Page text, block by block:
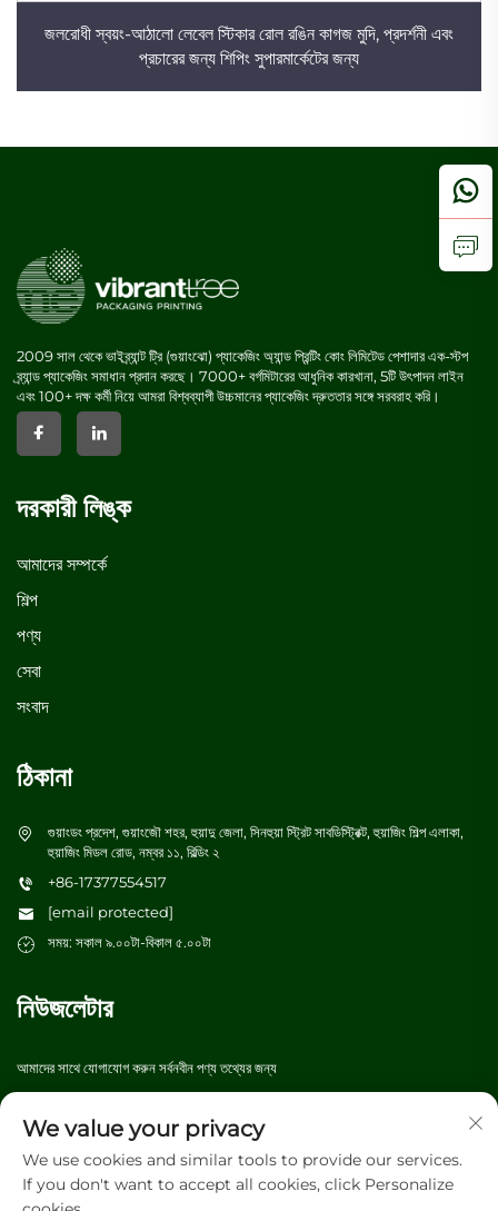
জলরোধী স্বয়ং-আঠালো লেবেল স্টিকার রোল রঙিন কাগজ মুদি, প্রদর্শনী এবং
প্রচারের জন্য শিপিং সুপারমার্কেটের জন্য
2009 সাল থেকে ভাইব্র্যান্ট ট্রি (গুয়াংঝো) প্যাকেজিং অ্যান্ড প্রিন্টিং কোং লিমিটেড পেশাদার এক-স্টপ
ব্র্যান্ড প্যাকেজিং সমাধান প্রদান করছে। 7000+ বর্গমিটারের আধুনিক কারখানা, 5টি উৎপাদন লাইন
এবং 100+ দক্ষ কর্মী নিয়ে আমরা বিশ্বব্যাপী উচ্চমানের প্যাকেজিং দ্রুততার সঙ্গে সরবরাহ করি।
দরকারী লিঙ্ক
আমাদের সম্পর্কে
শিল্প
পণ্য
সেবা
সংবাদ
ঠিকানা
গুয়াংডং প্রদেশ, গুয়াংজৌ শহর, হুয়াদু জেলা, সিনহুয়া স্ট্রিট সাবডিস্ট্রিক্ট, হুয়াজিং শিল্প এলাকা,
হুয়াজিং মিডল রোড, নম্বর ১১, বিল্ডিং ২
+86-17377554517
[email protected]
সময়: সকাল ৯.০০টা-বিকাল ৫.০০টা
নিউজলেটার
আমাদের সাথে যোগাযোগ করুন সর্বনবীন পণ্য তথ্যের জন্য
We value your privacy
We use cookies and similar tools to provide our services.
If you don't want to accept all cookies, click Personalize